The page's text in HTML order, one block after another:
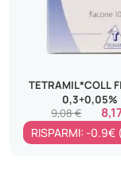
TETRAMIL*COLL
0,3+0,05%
9,08 €
RISPARMI: -0.9€